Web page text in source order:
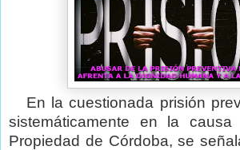
En la cuestionada prisión
sistemáticamente en la
Propiedad de Córdoba, se